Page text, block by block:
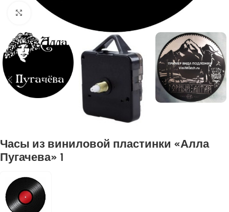
Нажмите, чтобы увеличить
Часы из виниловой пластинки «Алла
Пугачева» 1